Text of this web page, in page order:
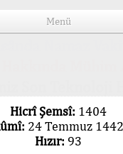
Menü
Hicrî Şemsî: 1404
24 Temmuz 1442
Hızır: 93